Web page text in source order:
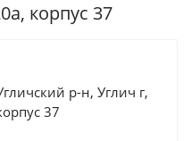
корпус 37
р-н, Углич г,
37